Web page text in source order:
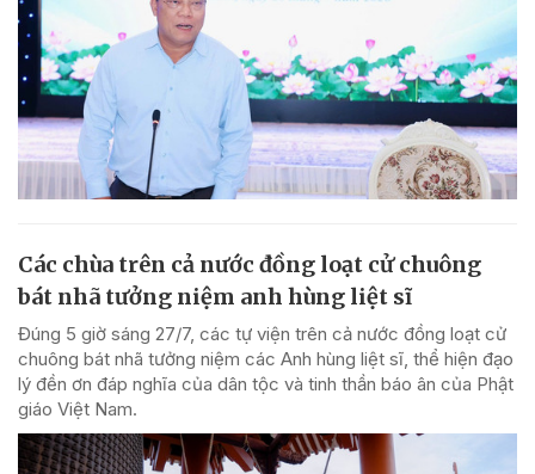
Các chùa trên cả nước đồng loạt cử chuông
bát nhã tưởng niệm anh hùng liệt sĩ
Đúng 5 giờ sáng 27/7, các tự viện trên cả nước đồng loạt cử
chuông bát nhã tưởng niệm các Anh hùng liệt sĩ, thể hiện đạo
lý đền ơn đáp nghĩa của dân tộc và tinh thần báo ân của Phật
giáo Việt Nam.